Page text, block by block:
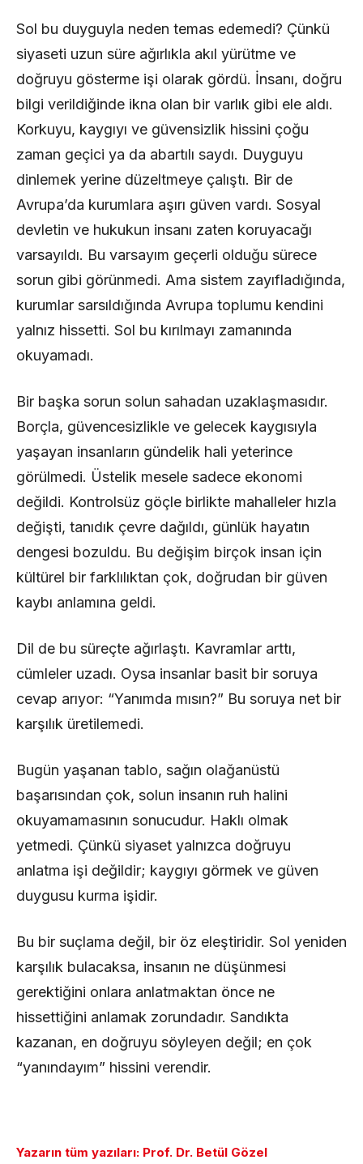
Sol bu duyguyla neden temas edemedi? Çünkü
siyaseti uzun süre ağırlıkla akıl yürütme ve
doğruyu gösterme işi olarak gördü. İnsanı, doğru
bilgi verildiğinde ikna olan bir varlık gibi ele aldı.
Korkuyu, kaygıyı ve güvensizlik hissini çoğu
zaman geçici ya da abartılı saydı. Duyguyu
dinlemek yerine düzeltmeye çalıştı. Bir de
Avrupa’da kurumlara aşırı güven vardı. Sosyal
devletin ve hukukun insanı zaten koruyacağı
varsayıldı. Bu varsayım geçerli olduğu sürece
sorun gibi görünmedi. Ama sistem zayıfladığında,
kurumlar sarsıldığında Avrupa toplumu kendini
yalnız hissetti. Sol bu kırılmayı zamanında
okuyamadı.
Bir başka sorun solun sahadan uzaklaşmasıdır.
Borçla, güvencesizlikle ve gelecek kaygısıyla
yaşayan insanların gündelik hali yeterince
görülmedi. Üstelik mesele sadece ekonomi
değildi. Kontrolsüz göçle birlikte mahalleler hızla
değişti, tanıdık çevre dağıldı, günlük hayatın
dengesi bozuldu. Bu değişim birçok insan için
kültürel bir farklılıktan çok, doğrudan bir güven
kaybı anlamına geldi.
Dil de bu süreçte ağırlaştı. Kavramlar arttı,
cümleler uzadı. Oysa insanlar basit bir soruya
cevap arıyor: “Yanımda mısın?” Bu soruya net bir
karşılık üretilemedi.
Bugün yaşanan tablo, sağın olağanüstü
başarısından çok, solun insanın ruh halini
okuyamamasının sonucudur. Haklı olmak
yetmedi. Çünkü siyaset yalnızca doğruyu
anlatma işi değildir; kaygıyı görmek ve güven
duygusu kurma işidir.
Bu bir suçlama değil, bir öz eleştiridir. Sol yeniden
karşılık bulacaksa, insanın ne düşünmesi
gerektiğini onlara anlatmaktan önce ne
hissettiğini anlamak zorundadır. Sandıkta
kazanan, en doğruyu söyleyen değil; en çok
“yanındayım” hissini verendir.
Yazarın tüm yazıları: Prof. Dr. Betül Gözel